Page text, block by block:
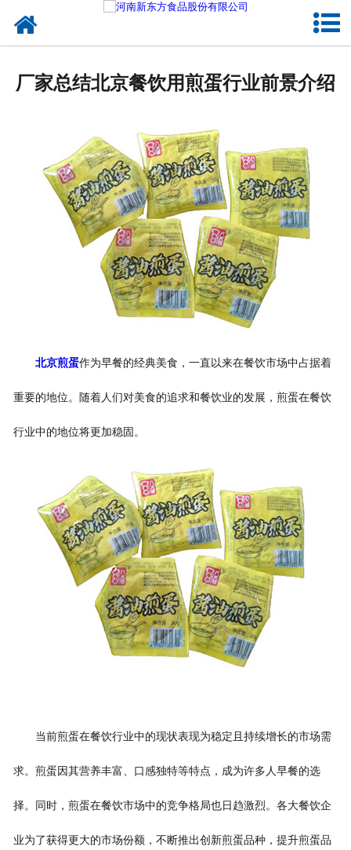
关于新东方
加入新东方
联系我们
厂家总结北京餐饮用煎蛋行业前景介绍
北京煎蛋作为早餐的经典美食，一直以来在餐饮市场中占据着
重要的地位。随着人们对美食的追求和餐饮业的发展，煎蛋在餐饮
行业中的地位将更加稳固。
当前煎蛋在餐饮行业中的现状表现为稳定且持续增长的市场需
求。煎蛋因其营养丰富、口感独特等特点，成为许多人早餐的选
择。同时，煎蛋在餐饮市场中的竞争格局也日趋激烈。各大餐饮企
业为了获得更大的市场份额，不断推出创新煎蛋品种，提升煎蛋品